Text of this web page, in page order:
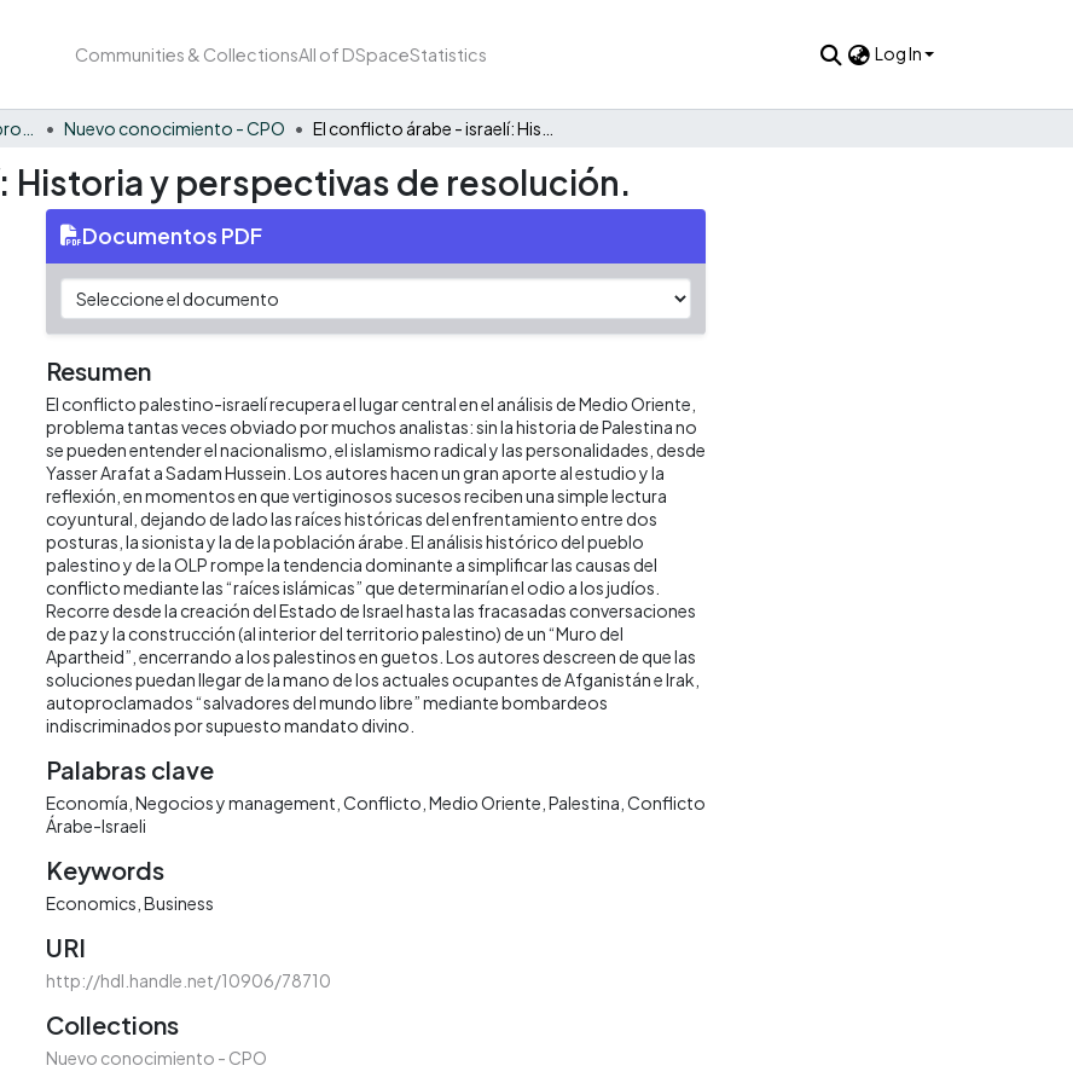
Communities & CollectionsAll of DSpaceStatistics Log In
Nuevo conocimiento - CPO
Historia y perspectivas de resolución.
Documentos PDF
Resumen
El conflicto palestino-israelí recupera el lugar central en el análisis de Medio Oriente,
problema tantas veces obviado por muchos analistas: sin la historia de Palestina no
se pueden entender el nacionalismo, el islamismo radical y las personalidades, desde
Yasser Arafat a Sadam Hussein. Los autores hacen un gran aporte al estudio y la
reflexión, en momentos en que vertiginosos sucesos reciben una simple lectura
coyuntural, dejando de lado las raíces históricas del enfrentamiento entre dos
posturas, la sionista y la de la población árabe. El análisis histórico del pueblo
palestino y de la OLP rompe la tendencia dominante a simplificar las causas del
conflicto mediante las “raíces islámicas” que determinarían el odio a los judíos.
Recorre desde la creación del Estado de Israel hasta las fracasadas conversaciones
de paz y la construcción (al interior del territorio palestino) de un “Muro del
Apartheid”, encerrando a los palestinos en guetos. Los autores descreen de que las
soluciones puedan llegar de la mano de los actuales ocupantes de Afganistán e Irak,
autoproclamados “salvadores del mundo libre” mediante bombardeos
indiscriminados por supuesto mandato divino.
Palabras clave
Economía Negocios y management Conflicto Medio Oriente Palestina Conflicto
Árabe-Israeli
Keywords
Economics Business
URI
http://hdl.handle.net/10906/78710
Collections
Nuevo conocimiento - CPO